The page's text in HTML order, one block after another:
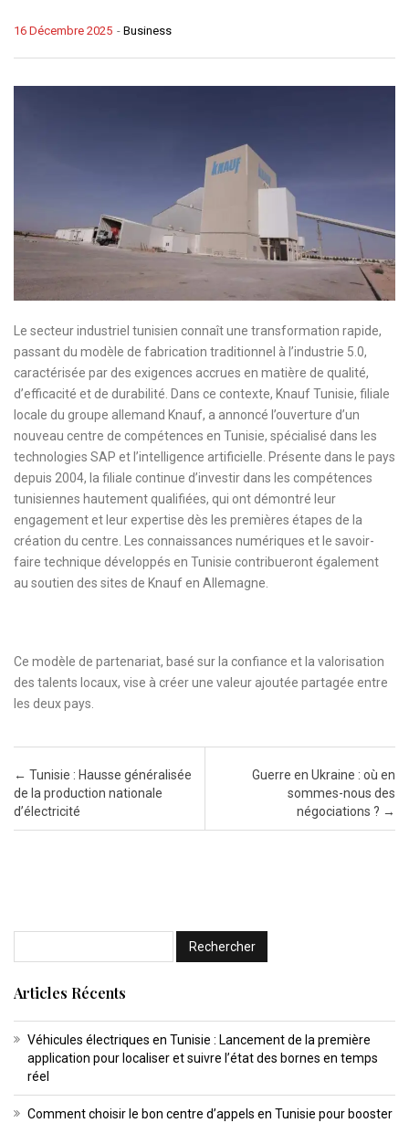
- Business
16 Décembre 2025
Le secteur industriel tunisien connaît une transformation rapide,
passant du modèle de fabrication traditionnel à l’industrie 5.0,
caractérisée par des exigences accrues en matière de qualité,
d’efficacité et de durabilité. Dans ce contexte, Knauf Tunisie, filiale
locale du groupe allemand Knauf, a annoncé l’ouverture d’un
nouveau centre de compétences en Tunisie, spécialisé dans les
technologies SAP et l’intelligence artificielle. Présente dans le pays
depuis 2004, la filiale continue d’investir dans les compétences
tunisiennes hautement qualifiées, qui ont démontré leur
engagement et leur expertise dès les premières étapes de la
création du centre. Les connaissances numériques et le savoir-
faire technique développés en Tunisie contribueront également
au soutien des sites de Knauf en Allemagne.
Ce modèle de partenariat, basé sur la confiance et la valorisation
des talents locaux, vise à créer une valeur ajoutée partagée entre
les deux pays.
Post navigation
← Tunisie : Hausse généralisée
de la production nationale
d’électricité
Guerre en Ukraine : où en
sommes-nous des
négociations ? →
Articles Récents
Véhicules électriques en Tunisie : Lancement de la première
application pour localiser et suivre l’état des bornes en temps
réel
Comment choisir le bon centre d’appels en Tunisie pour booster